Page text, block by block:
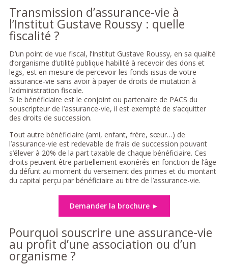
Transmission d’assurance-vie à
l’Institut Gustave Roussy : quelle
fiscalité ?
D’un point de vue fiscal, l’Institut Gustave Roussy, en sa qualité
d’organisme d’utilité publique habilité à recevoir des dons et
legs, est en mesure de percevoir les fonds issus de votre
assurance-vie sans avoir à payer de droits de mutation à
l’administration fiscale.
Si le bénéficiaire est le conjoint ou partenaire de PACS du
souscripteur de l’assurance-vie, il est exempté de s’acquitter
des droits de succession.
Tout autre bénéficiaire (ami, enfant, frère, sœur…) de
l’assurance-vie est redevable de frais de succession pouvant
s’élever à 20% de la part taxable de chaque bénéficiaire. Ces
droits peuvent être partiellement exonérés en fonction de l’âge
du défunt au moment du versement des primes et du montant
du capital perçu par bénéficiaire au titre de l’assurance-vie.
Demander la brochure ►
Pourquoi souscrire une assurance-vie
au profit d’une association ou d’un
organisme ?